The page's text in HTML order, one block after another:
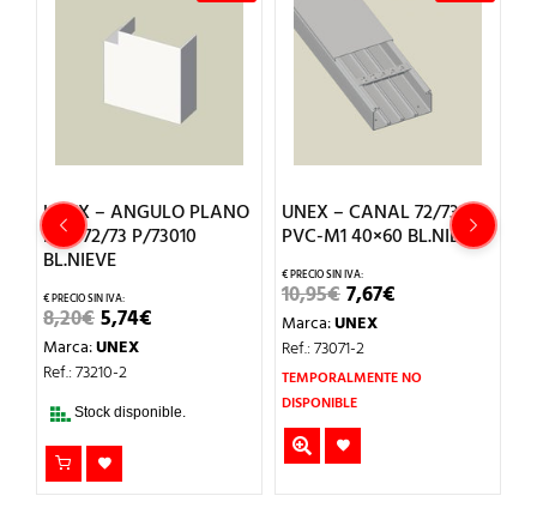
UNEX – ANGULO PLANO
PVC 72/73 P/73010
BL.NIEVE
8,20€EL
PRECIO
ORIGINAL
ERA:
5,74€
Marca:UNEX
Ref.: 73210-2
Stock disponible.
UNEX – CANAL 72/73
PVC-M1 40×60 BL.NIEVE
10,95€EL
PRECIO
ORIGINAL
ERA:
10,95€.
7,67€
7,67€.
Marca:UNEX
Ref.: 73071-2
TEMPORALMENTE NO
DISPONIBLE